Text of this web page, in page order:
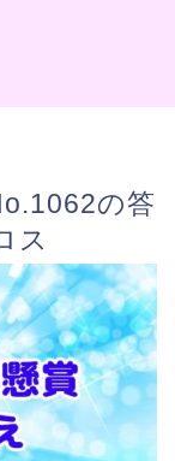
の答
ス